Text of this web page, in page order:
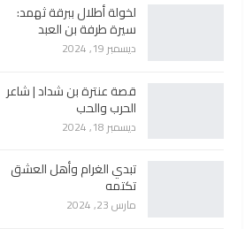
لخولة أطلال ببرقة ثهمد:
سيرة طرفة بن العبد
ديسمبر 19, 2024
قصة عنترة بن شداد | شاعر
الحرب والحب
ديسمبر 18, 2024
تبدي الغرام وأهل العشق
تكتمه
مارس 23, 2024